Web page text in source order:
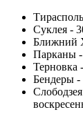
Суклея -
Ближний
Парканы
Бендеры